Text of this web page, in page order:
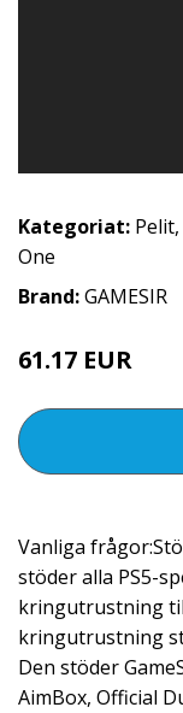
Kategoriat: Pelit,
One
Brand:GAMESIR
61.17 EUR
Vanliga
stöder alla PS5-
kringutrustning
kringutrustning
Den stöder
AimBox, Official